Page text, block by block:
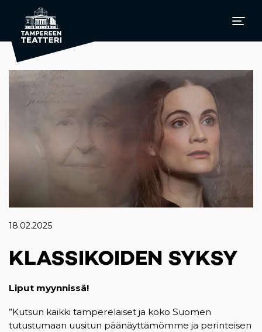
18.02.2025
KLASSIKOIDEN SYKSY
Liput myynnissä!
”Kutsun kaikki tamperelaiset ja koko Suomen
tutustumaan uusitun päänäyttämömme ja perinteisen